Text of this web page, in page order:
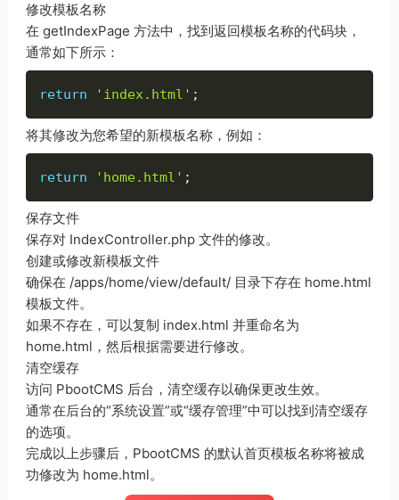
修改模板名称
在 getIndexPage 方法中，找到返回模板名称的代码块，
通常如下所示：
return 'index.html' ;
将其修改为您希望的新模板名称，例如：
return 'home.html' ;
保存文件
保存对 IndexController.php 文件的修改。
创建或修改新模板文件
确保在 /apps/home/view/default/ 目录下存在 home.html
模板文件。
如果不存在，可以复制 index.html 并重命名为
home.html，然后根据需要进行修改。
清空缓存
访问 PbootCMS 后台，清空缓存以确保更改生效。
通常在后台的“系统设置”或“缓存管理”中可以找到清空缓存
的选项。
完成以上步骤后，PbootCMS 的默认首页模板名称将被成
功修改为 home.html。